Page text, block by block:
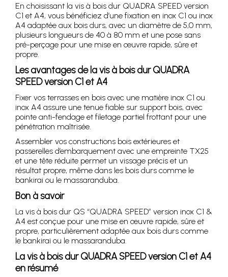
En choisissant la vis à bois dur QUADRA SPEED version
C1 et A4, vous bénéficiez d’une fixation en inox C1 ou inox
A4 adaptée aux bois durs, avec un diamètre de 5,0 mm,
plusieurs longueurs de 40 à 80 mm et une pose sans
pré-perçage pour une mise en œuvre rapide, sûre et
propre.
Les avantages de la vis à bois dur QUADRA
SPEED version C1 et A4
Fixer vos terrasses en bois avec une matière inox C1 ou
inox A4 assure une tenue fiable sur support bois, avec
pointe anti-fendage et filetage partiel frottant pour une
pénétration maîtrisée.
Assembler vos constructions bois extérieures et
passerelles d’embarquement avec une empreinte TX25
et une tête réduite permet un vissage précis et un
résultat propre, même dans les bois durs comme le
bankirai ou le massaranduba.
Bon à savoir
La vis à bois dur QS “QUADRA SPEED” version inox C1 &
A4 est conçue pour une mise en œuvre rapide, sûre et
propre, particulièrement adaptée aux bois durs comme
le bankirai ou le massaranduba.
La vis à bois dur QUADRA SPEED version C1 et A4
en résumé